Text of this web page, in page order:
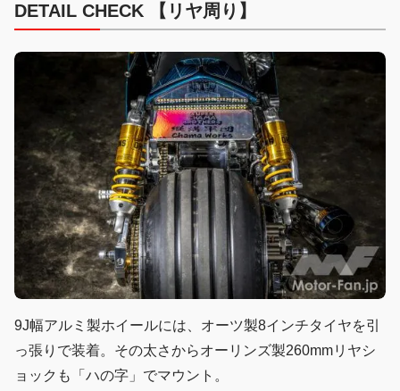
DETAIL CHECK 【リヤ周り】
9J幅アルミ製ホイールには、オーツ製8インチタイヤを引
っ張りで装着。その太さからオーリンズ製260mmリヤシ
ョックも「ハの字」でマウント。